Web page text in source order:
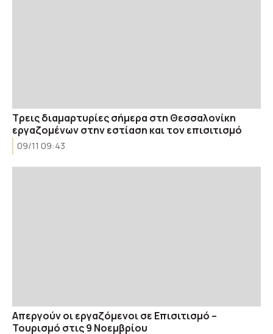
Τρεις διαμαρτυρίες σήμερα στη Θεσσαλονίκη
εργαζομένων στην εστίαση και τον επισιτισμό
09/11 09:43
Απεργούν οι εργαζόμενοι σε Επισιτισμό –
Τουρισμό στις 9 Νοεμβρίου